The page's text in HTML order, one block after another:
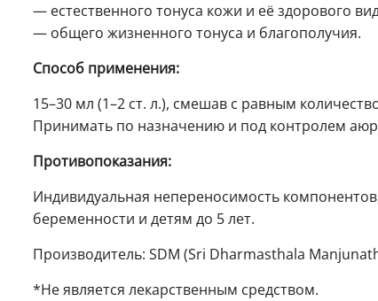
— естественного тонуса кожи и её здорового
— общего жизненного тонуса и благополучия.
Способ применения:
15–30 мл (1–2 ст. л.), смешав с равным
Принимать по назначению и под контролем
Противопоказания:
Индивидуальная непереносимость
беременности и детям до 5 лет.
Производитель: SDM (Sri Dharmasthala
*Не является лекарственным средством.